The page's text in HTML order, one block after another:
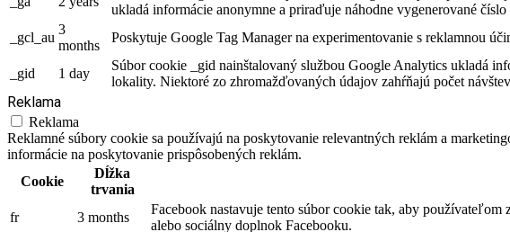
ukladá informácie anonymne a priraďuje náhodne vygenerované
_gcl_au
3
months
Poskytuje Google Tag Manager na experimentovanie s reklamnou
_gid 1 day
Súbor cookie _gid nainštalovaný službou Google Analytics ukladá
lokality. Niektoré zo zhromažďovaných údajov zahŕňajú počet
Reklama
Reklama
Reklamné súbory cookie sa používajú na poskytovanie relevantných reklám a
informácie na poskytovanie prispôsobených reklám.
Cookie
Dĺžka
trvania
fr 3 months
Facebook nastavuje tento súbor cookie tak, aby
alebo sociálny doplnok Facebooku.